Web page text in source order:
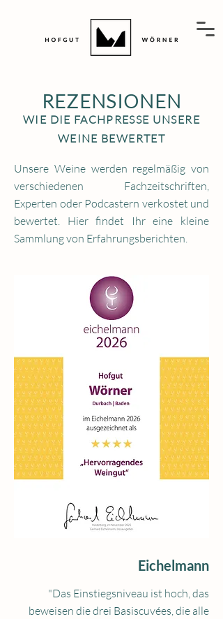
REZENSIONEN
WIE DIE FACHPRESSE UNSERE
WEINE BEWERTET
Unsere Weine werden regelmäßig von
verschiedenen Fachzeitschriften,
Experten oder Podcastern verkostet und
bewertet. Hier findet Ihr eine kleine
Sammlung von Erfahrungsberichten.
Eichelmann
"Das Einstiegsniveau ist hoch, das
beweisen die drei Basiscuvées, die alle